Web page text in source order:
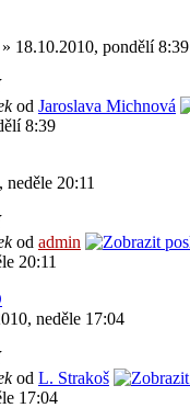
» 18.10.2010, pondělí 8:39
od Jaroslava Michnová
8:39
20:11
od admin
20:11
neděle 17:04
od L. Strakoš
17:04